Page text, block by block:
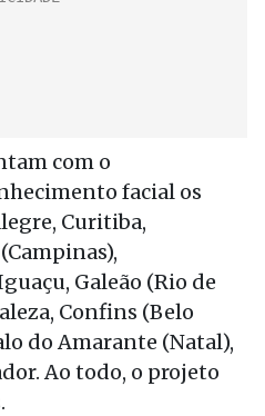
com o
facial os
Curitiba,
Galeão (Rio de
Confins (Belo
do Amarante (Natal),
Ao todo, o projeto